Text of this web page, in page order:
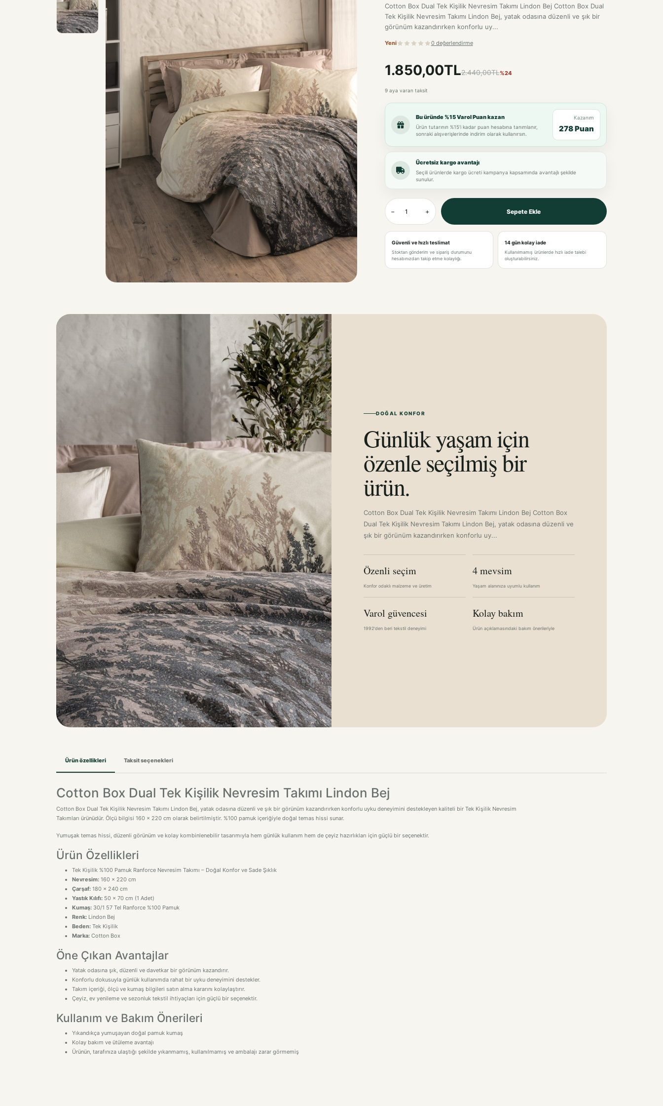
Cotton Box Dual Tek Kişilik Nevresim Takımı Lindon Bej Cotton Box Dual
Tek Kişilik Nevresim Takımı Lindon Bej, yatak odasına düzenli ve şık bir
görünüm kazandırırken konforlu uy...
Yeni 0 değerlendirme
1.850,00TL2.440,00TL%24
9 aya varan taksit
Bu üründe %15 Varol Puan kazan
Ürün tutarının %15'i kadar puan hesabına tanımlanır,
sonraki alışverişlerinde indirim olarak kullanırsın.
Kazanım
278 Puan
Ücretsiz kargo avantajı
Seçili ürünlerde kargo ücreti kampanya kapsamında avantajlı şekilde
sunulur.
− + Sepete Ekle
Güvenli ve hızlı teslimat
Stoktan gönderim ve sipariş durumunu
hesabınızdan takip etme kolaylığı.
14 gün kolay iade
Kullanılmamış ürünlerde hızlı iade talebi
oluşturabilirsiniz.
DOĞAL KONFOR
Günlük yaşam için
özenle seçilmiş bir
ürün.
Cotton Box Dual Tek Kişilik Nevresim Takımı Lindon Bej Cotton Box
Dual Tek Kişilik Nevresim Takımı Lindon Bej, yatak odasına düzenli ve
şık bir görünüm kazandırırken konforlu uy...
Özenli seçim
Konfor odaklı malzeme ve üretim
4 mevsim
Yaşam alanınıza uyumlu kullanım
Varol güvencesi
1992'den beri tekstil deneyimi
Kolay bakım
Ürün açıklamasındaki bakım önerileriyle
Ürün özellikleri Taksit seçenekleri
Cotton Box Dual Tek Kişilik Nevresim Takımı Lindon Bej
Cotton Box Dual Tek Kişilik Nevresim Takımı Lindon Bej, yatak odasına düzenli ve şık bir görünüm kazandırırken konforlu uyku deneyimini destekleyen kaliteli bir Tek Kişilik Nevresim
Takımları ürünüdür. Ölçü bilgisi 160 x 220 cm olarak belirtilmiştir. %100 pamuk içeriğiyle doğal temas hissi sunar.
Yumuşak temas hissi, düzenli görünüm ve kolay kombinlenebilir tasarımıyla hem günlük kullanım hem de çeyiz hazırlıkları için güçlü bir seçenektir.
Ürün Özellikleri
Tek Kişilik %100 Pamuk Ranforce Nevresim Takımı – Doğal Konfor ve Sade Şıklık
Nevresim: 160 x 220 cm
Çarşaf: 180 x 240 cm
Yastık Kılıfı: 50 x 70 cm (1 Adet)
Kumaş: 30/1 57 Tel Ranforce %100 Pamuk
Renk: Lindon Bej
Beden: Tek Kişilik
Marka: Cotton Box
Öne Çıkan Avantajlar
Yatak odasına şık, düzenli ve davetkar bir görünüm kazandırır.
Konforlu dokusuyla günlük kullanımda rahat bir uyku deneyimini destekler.
Takım içeriği, ölçü ve kumaş bilgileri satın alma kararını kolaylaştırır.
Çeyiz, ev yenileme ve sezonluk tekstil ihtiyaçları için güçlü bir seçenektir.
Kullanım ve Bakım Önerileri
Yıkandıkça yumuşayan doğal pamuk kumaş
Kolay bakım ve ütüleme avantajı
Ürünün, tarafınıza ulaştığı şekilde yıkanmamış, kullanılmamış ve ambalajı zarar görmemiş